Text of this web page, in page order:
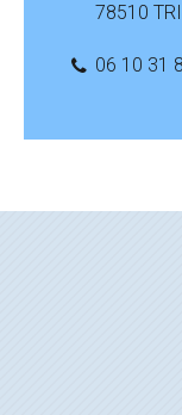
78510
06 10 31